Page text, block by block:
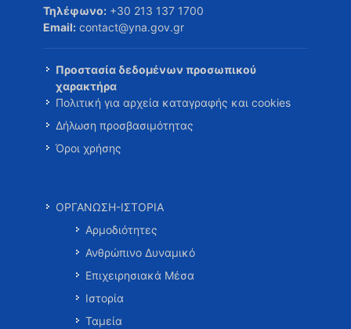
Τηλέφωνο: +30 213 137 1700
Email: contact@yna.gov.gr
Προστασία δεδομένων προσωπικού
χαρακτήρα
Πολιτική για αρχεία καταγραφής και cookies
Δήλωση προσβασιμότητας
Όροι χρήσης
ΟΡΓΑΝΩΣΗ-ΙΣΤΟΡΙΑ
Αρμοδιότητες
Ανθρώπινο Δυναμικό
Επιχειρησιακά Μέσα
Ιστορία
Ταμεία